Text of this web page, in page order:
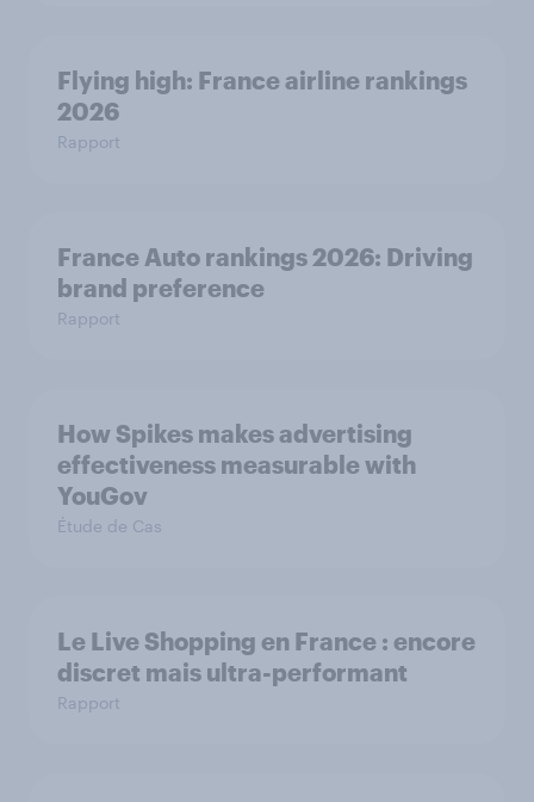
Flying high: France airline rankings
2026
Rapport
France Auto rankings 2026: ​Driving
brand preference
Rapport
How Spikes makes advertising
effectiveness measurable with
YouGov
Étude de Cas
Le Live Shopping en France : encore
discret mais ultra-performant
Rapport